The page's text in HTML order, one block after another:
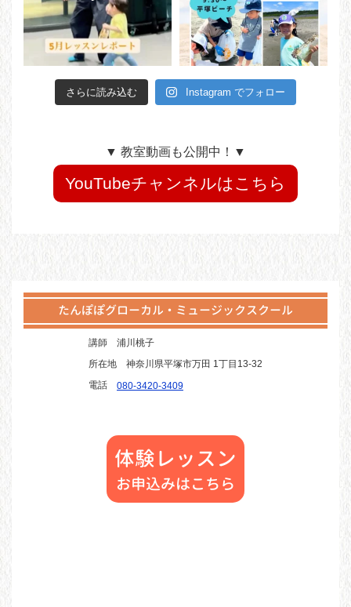
さらに読み込む Instagram でフォロー
▼ 教室動画も公開中！▼
YouTubeチャンネルはこちら
たんぽぽグローカル・ミュージックスクール
講師
浦川桃子
所在地
神奈川県平塚市万田 1丁目13-32
電話
080-3420-3409
体験レッスン
お申込みはこちら